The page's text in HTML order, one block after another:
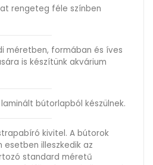
rengeteg féle színben
méretben, formában és íves
is készítünk akvárium
bútorlapból készülnek.
kivitel. A bútorok
esetben illeszkedik az
standard méretű